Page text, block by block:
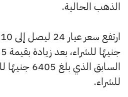
الذهب الحالية.
للشراء.